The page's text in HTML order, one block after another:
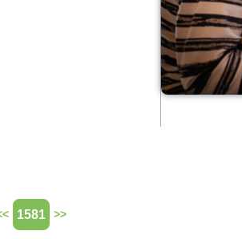
1581 >>